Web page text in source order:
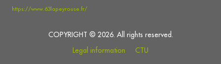
https://www.63lapeyrouse.fr/
COPYRIGHT © 2026. All rights reserved.
Legal information
CTU